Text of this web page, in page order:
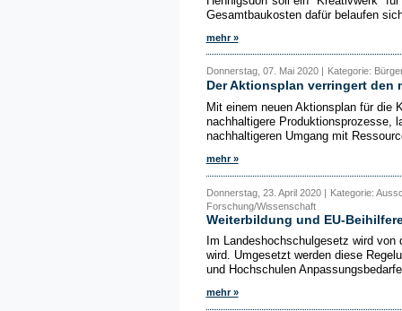
Gesamtbaukosten dafür belaufen
mehr »
Donnerstag, 07. Mai 2020 | Kategorie:
Der Aktionsplan verringert den
Mit einem neuen Aktionsplan für die
nachhaltigere Produktionsprozesse,
nachhaltigeren Umgang mit
mehr »
Donnerstag, 23. April 2020 | Kategorie:
Forschung/Wissenschaft
Weiterbildung und EU-
Im Landeshochschulgesetz wird
wird. Umgesetzt werden diese
und Hochschulen
mehr »